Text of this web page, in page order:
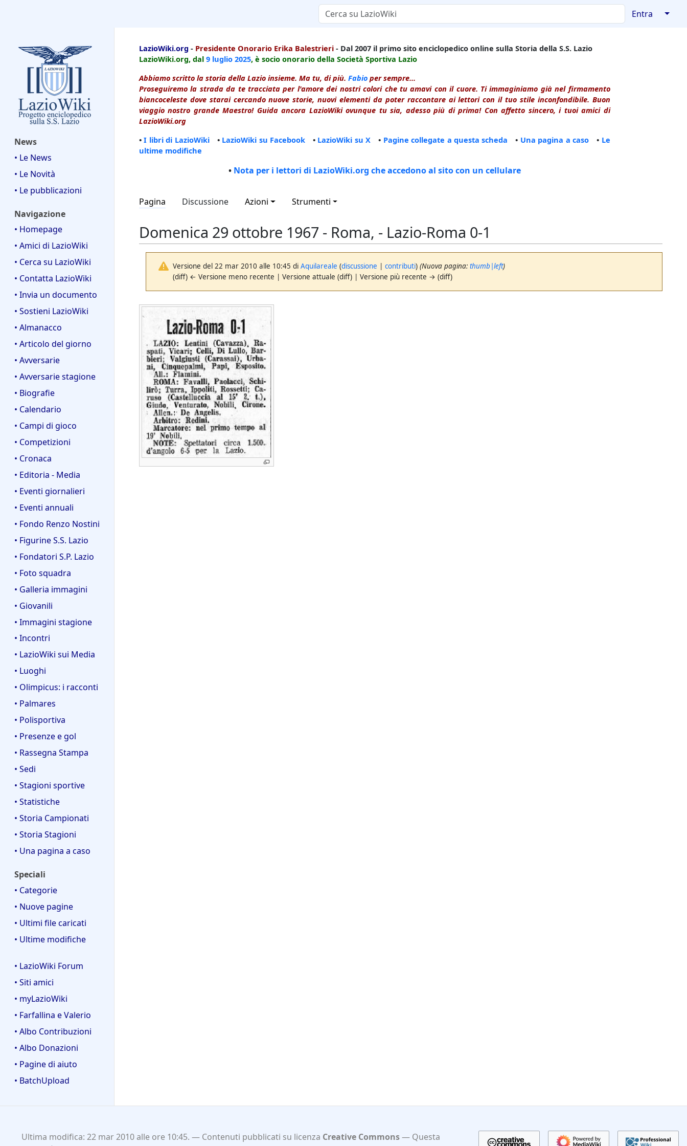
Entra ↓
News
• Le News
• Le Novità
• Le pubblicazioni
Navigazione
• Homepage
• Amici di LazioWiki
• Cerca su LazioWiki
• Contatta LazioWiki
• Invia un documento
• Sostieni LazioWiki
• Almanacco
• Articolo del giorno
• Avversarie
• Avversarie stagione
• Biografie
• Calendario
• Campi di gioco
• Competizioni
• Cronaca
• Editoria - Media
• Eventi giornalieri
• Eventi annuali
• Fondo Renzo Nostini
• Figurine S.S. Lazio
• Fondatori S.P. Lazio
• Foto squadra
• Galleria immagini
• Giovanili
• Immagini stagione
• Incontri
• LazioWiki sui Media
• Luoghi
• Olimpicus: i racconti
• Palmares
• Polisportiva
• Presenze e gol
• Rassegna Stampa
• Sedi
• Stagioni sportive
• Statistiche
• Storia Campionati
• Storia Stagioni
• Una pagina a caso
Speciali
• Categorie
• Nuove pagine
• Ultimi file caricati
• Ultime modifiche
• LazioWiki Forum
• Siti amici
• myLazioWiki
• Farfallina e Valerio
• Albo Contribuzioni
• Albo Donazioni
• Pagine di aiuto
• BatchUpload
LazioWiki.org - Presidente Onorario Erika Balestrieri - Dal 2007 il primo sito enciclopedico online sulla Storia della S.S. Lazio
LazioWiki.org, dal 9 luglio 2025, è socio onorario della Società Sportiva Lazio
Abbiamo scritto la storia della Lazio insieme. Ma tu, di più. Fabio per sempre...
Proseguiremo la strada da te tracciata per l'amore dei nostri colori che tu amavi con il cuore. Ti immaginiamo già nel firmamento
biancoceleste dove starai cercando nuove storie, nuovi elementi da poter raccontare ai lettori con il tuo stile inconfondibile. Buon
viaggio nostro grande Maestro! Guida ancora LazioWiki ovunque tu sia, adesso più di prima! Con affetto sincero, i tuoi amici di
LazioWiki.org
•I libri di LazioWiki• LazioWiki su Facebook • LazioWiki su X • Pagine collegate a questa scheda • Una pagina a caso • Le
ultime modifiche
• Nota per i lettori di LazioWiki.org che accedono al sito con un cellulare
Pagina Discussione Azioni Strumenti
Domenica 29 ottobre 1967 - Roma, - Lazio-Roma 0-1
Versione del 22 mar 2010 alle 10:45 diAquilareale (discussione |contributi) (Nuova pagina:thumb|left)
(diff) ← Versione meno recente | Versione attuale (diff) | Versione più recente → (diff)
Ultima modifica: 22 mar 2010 alle ore 10:45. Contenuti pubblicati su licenza Creative Commons
Questa